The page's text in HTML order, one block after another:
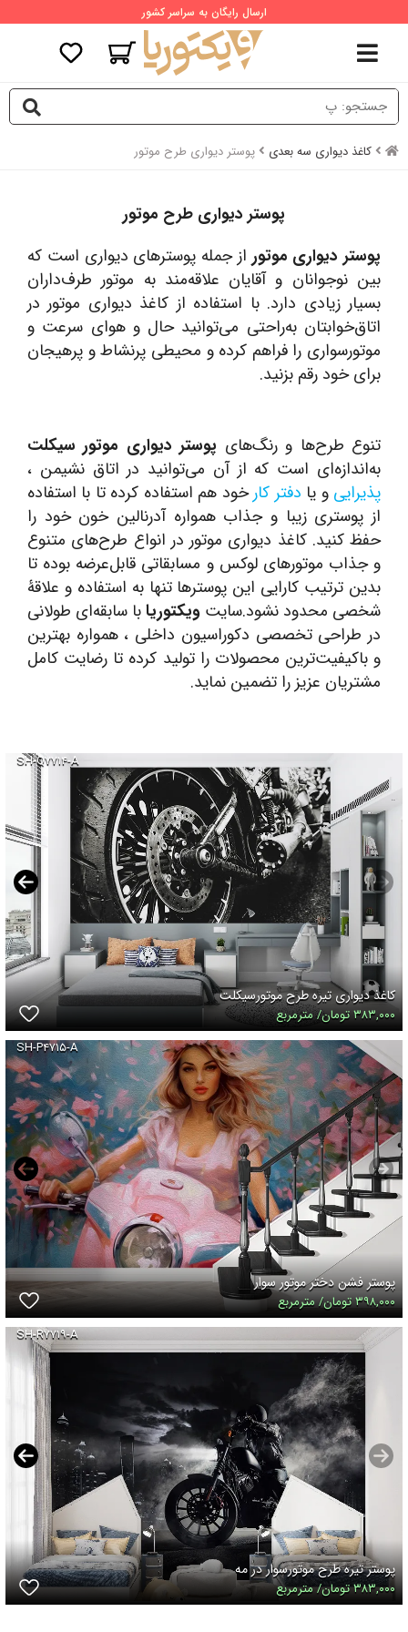
ارسال رایگان به سراسر کشور
کاغذ دیواری سه بعدی پوستر دیواری طرح موتور
پوستر دیواری طرح موتور
پوستر دیواری موتور از جمله پوسترهای دیواری است که
بین نوجوانان و آقایان علاقه‌مند به موتور طرف‌داران
بسیار زیادی دارد. با استفاده از کاغذ دیواری موتور در
اتاق‌خوابتان به‌راحتی می‌توانید حال و هوای سرعت و
موتورسواری را فراهم کرده و محیطی پرنشاط و پرهیجان
برای خود رقم بزنید.
تنوع طرح‌ها و رنگ‌های پوستر دیواری موتور سیکلت
به‌اندازه‌ای است که از آن می‌توانید در اتاق نشیمن ،
پذیراییو یا دفتر کارخود هم استفاده کرده تا با استفاده
از پوستری زیبا و جذاب همواره آدرنالین خون خود را
حفظ کنید. کاغذ دیواری موتور در انواع طرح‌های متنوع
و جذاب موتورهای لوکس و مسابقاتی قابل‌عرضه بوده تا
بدین ترتیب کارایی این پوسترها تنها به استفاده و علاقۀ
شخصی محدود نشود.سایت ویکتوریابا سابقه‌ای طولانی
در طراحی تخصصی دکوراسیون داخلی ، همواره بهترین
و باکیفیت‌ترین محصولات را تولید کرده تا رضایت کامل
مشتریان عزیز را تضمین نماید.
SH-Q۷۷۱۴-A
کاغذ دیواری تیره طرح موتورسیکلت
۳۸۳,۰۰۰ تومان/ مترمربع
SH-P۴۷۱۵-A
پوستر فشن دختر موتور سوار
۳۹۸,۰۰۰ تومان/ مترمربع
SH-R۷۷۱۹-A
پوستر تیره طرح موتورسوار در مه
۳۸۳,۰۰۰ تومان/ مترمربع